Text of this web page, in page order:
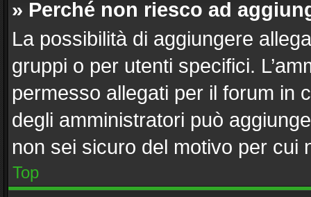
» Perché non riesco ad
La possibilità di aggiungere
gruppi o per utenti specifici.
permesso allegati per il forum in
degli amministratori può
non sei sicuro del motivo per cui
Top